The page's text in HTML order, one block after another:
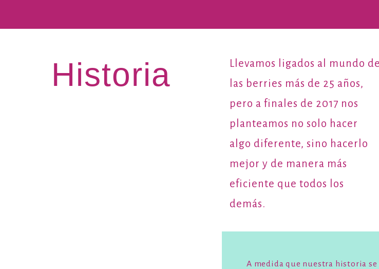
Historia
Llevamos ligados al mundo de
las berries más de 25 años,
pero a finales de 2017 nos
planteamos no solo hacer
algo diferente, sino hacerlo
mejor y de manera más
eficiente que todos los
demás.
A medida que nuestra historia